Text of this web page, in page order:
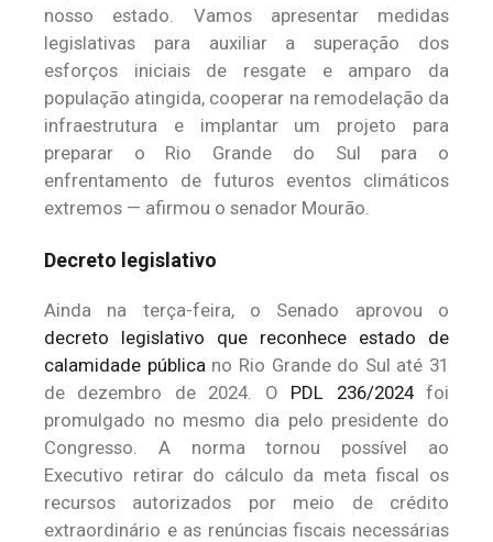
nosso estado. Vamos apresentar medidas
legislativas para auxiliar a superação dos
esforços iniciais de resgate e amparo da
população atingida, cooperar na remodelação da
infraestrutura e implantar um projeto para
preparar o Rio Grande do Sul para o
enfrentamento de futuros eventos climáticos
extremos — afirmou o senador Mourão.
Decreto legislativo
Ainda na terça-feira, o Senado aprovou o
decreto legislativo que reconhece estado de
calamidade pública no Rio Grande do Sul até 31
de dezembro de 2024. O PDL 236/2024foi
promulgado no mesmo dia pelo presidente do
Congresso. A norma tornou possível ao
Executivo retirar do cálculo da meta fiscal os
recursos autorizados por meio de crédito
extraordinário e as renúncias fiscais necessárias